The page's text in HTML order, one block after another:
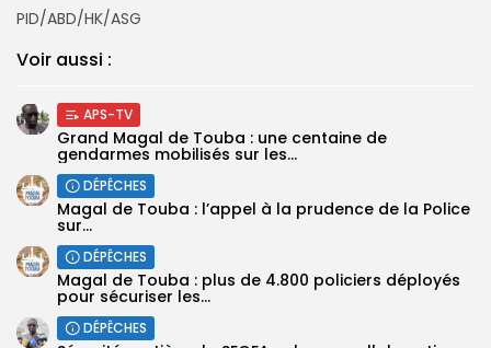
PID/ABD/HK/ASG
Voir aussi :
APS-TV
Grand Magal de Touba : une centaine de
gendarmes mobilisés sur les...
DÉPÊCHES
Magal de Touba : l’appel à la prudence de la Police
sur...
DÉPÊCHES
Magal de Touba : plus de 4.800 policiers déployés
pour sécuriser les...
DÉPÊCHES